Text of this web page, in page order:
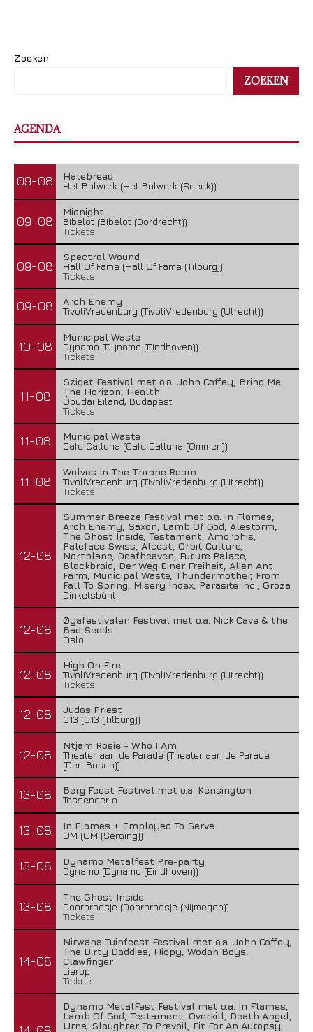
Zoeken
ZOEKEN
AGENDA
09-08
Hatebreed
Het Bolwerk (Het Bolwerk (Sneek))
09-08
Midnight
Bibelot (Bibelot (Dordrecht))
Tickets
09-08
Spectral Wound
Hall Of Fame (Hall Of Fame (Tilburg))
Tickets
09-08
Arch Enemy
TivoliVredenburg (TivoliVredenburg (Utrecht))
10-08
Municipal Waste
Dynamo (Dynamo (Eindhoven))
Tickets
11-08
Sziget Festival met o.a. John Coffey, Bring Me
The Horizon, Health
Óbudai Eiland, Budapest
Tickets
11-08
Municipal Waste
Cafe Calluna (Cafe Calluna (Ommen))
11-08
Wolves In The Throne Room
TivoliVredenburg (TivoliVredenburg (Utrecht))
Tickets
12-08
Summer Breeze Festival met o.a. In Flames,
Arch Enemy, Saxon, Lamb Of God, Alestorm,
The Ghost Inside, Testament, Amorphis,
Paleface Swiss, Alcest, Orbit Culture,
Northlane, Deafheaven, Future Palace,
Blackbraid, Der Weg Einer Freiheit, Alien Ant
Farm, Municipal Waste, Thundermother, From
Fall To Spring, Misery Index, Parasite inc., Groza
Dinkelsbühl
12-08
Øyafestivalen Festival met o.a. Nick Cave & the
Bad Seeds
Oslo
12-08
High On Fire
TivoliVredenburg (TivoliVredenburg (Utrecht))
Tickets
12-08
Judas Priest
013 (013 (Tilburg))
12-08
Ntjam Rosie - Who I Am
Theater aan de Parade (Theater aan de Parade
(Den Bosch))
13-08
Berg Feest Festival met o.a. Kensington
Tessenderlo
13-08
In Flames + Employed To Serve
OM (OM (Seraing))
13-08
Dynamo Metalfest Pre-party
Dynamo (Dynamo (Eindhoven))
13-08
The Ghost Inside
Doornroosje (Doornroosje (Nijmegen))
Tickets
14-08
Nirwana Tuinfeest Festival met o.a. John Coffey,
The Dirty Daddies, Hiqpy, Wodan Boys,
Clawfinger
Lierop
Tickets
Dynamo MetalFest Festival met o.a. In Flames,
Lamb Of God, Testament, Overkill, Death Angel,
Urne, Slaughter To Prevail, Fit For An Autopsy,